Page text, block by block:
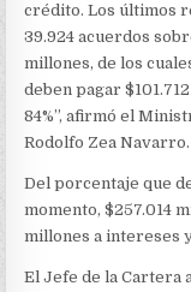
crédito. Los últimos
39.924 acuerdos
millones, de los
deben pagar
84%”, afirmó el
Rodolfo Zea Navarro.
Del porcentaje que
momento, $257.014
millones a intereses
El Jefe de la Cartera